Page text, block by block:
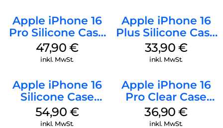
Apple iPhone 16
Pro Silicone Case
MagSafe Denim
47,90 €
inkl. MwSt.
Apple iPhone 16
Plus Silicone Case
MagSafe Lake
Green
33,90 €
inkl. MwSt.
Apple iPhone 16
Silicone Case
MagSafe Black
54,90 €
inkl. MwSt.
Apple iPhone 16
Pro Clear Case
MagSafe
Transparent
36,90€
inkl. MwSt.